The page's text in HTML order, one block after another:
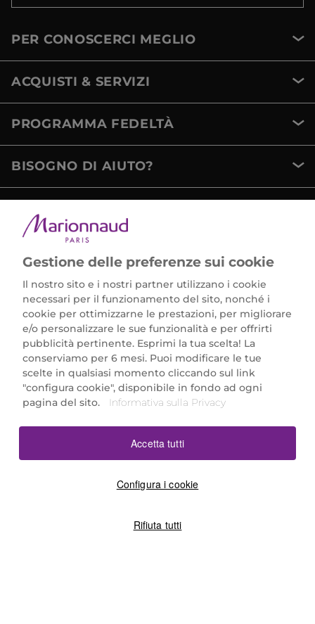
PER CONOSCERCI MEGLIO
ACQUISTI & SERVIZI
PROGRAMMA FEDELTÀ
BISOGNO DI AIUTO?
Marionnaud Parfumeries Italia S.r.l.
Largo Fiera Milano 5, 20017 Rho (MI)
REA Milano 1650024 con P.IVA 13425220152.
SCARICA LA NOSTRA APP
Gestione delle preferenze sui cookie
Il nostro sito e i nostri partner utilizzano i cookie
necessari per il funzionamento del sito, nonché i
cookie per ottimizzarne le prestazioni, per migliorare
e/o personalizzare le sue funzionalità e per offrirti
pubblicità pertinente. Esprimi la tua scelta! La
conserviamo per 6 mesi. Puoi modificare le tue
scelte in qualsiasi momento cliccando sul link
"configura cookie", disponibile in fondo ad ogni
pagina del sito.
Informativa sulla Privacy
Configura i cookie
Rifiuta tutti
Accetta tutti